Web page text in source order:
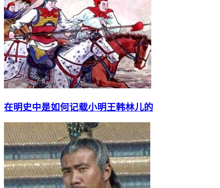
在明史中是如何记载小明王韩林儿的